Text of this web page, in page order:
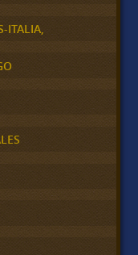
ITALIA,